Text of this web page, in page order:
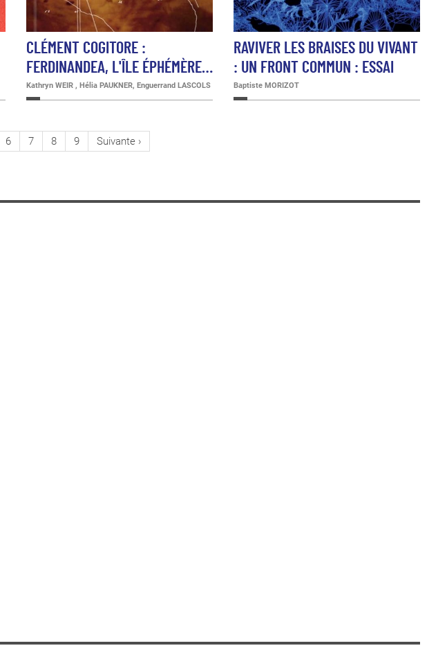
CLÉMENT COGITORE :
FERDINANDEA, L'ÎLE ÉPHÉMÈRE…
Kathryn WEIR , Hélia PAUKNER, Enguerrand LASCOLS
RAVIVER LES BRAISES DU VIVANT
: UN FRONT COMMUN : ESSAI
Baptiste MORIZOT
Page
6 Page
7 Page
8 Page
9
Page
Suivante ›